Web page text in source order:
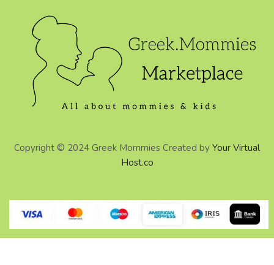
Copyright © 2024 Greek Mommies Created by Your Virtual
Host.co